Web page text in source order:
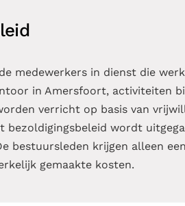
medewerkers in dienst die
in Amersfoort, activiteiten
verricht op basis van
bezoldigingsbeleid wordt
bestuursleden krijgen alleen een
gemaakte kosten.